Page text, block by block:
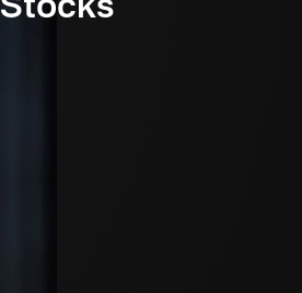
Stocks